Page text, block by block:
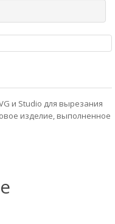
и Studio для вырезания
изделие, выполненное